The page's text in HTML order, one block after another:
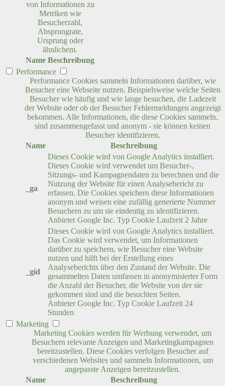
von Informationen zu
Metriken wie
Besucherzahl,
Absprungrate,
Ursprung oder
ähnlichem.
Name Beschreibung
Performance
Performance Cookies sammeln Informationen darüber, wie
Besucher eine Webseite nutzen. Beispielsweise welche Seiten
Besucher wie häufig und wie lange besuchen, die Ladezeit
der Website oder ob der Besucher Fehlermeldungen angezeigt
bekommen. Alle Informationen, die diese Cookies sammeln,
sind zusammengefasst und anonym - sie können keinen
Besucher identifizieren.
Name
Beschreibung
_ga
Dieses Cookie wird von Google Analytics installiert.
Dieses Cookie wird verwendet um Besucher-,
Sitzungs- und Kampagnendaten zu berechnen und die
Nutzung der Website für einen Analysebericht zu
erfassen. Die Cookies speichern diese Informationen
anonym und weisen eine zufällig generierte Nummer
Besuchern zu um sie eindeutig zu identifizieren.
Anbieter Google Inc. Typ Cookie Laufzeit 2 Jahre
_gid
Dieses Cookie wird von Google Analytics installiert.
Das Cookie wird verwendet, um Informationen
darüber zu speichern, wie Besucher eine Website
nutzen und hilft bei der Erstellung eines
Analyseberichts über den Zustand der Website. Die
gesammelten Daten umfassen in anonymisierter Form
die Anzahl der Besucher, die Website von der sie
gekommen sind und die besuchten Seiten.
Anbieter Google Inc. Typ Cookie Laufzeit 24
Stunden
Marketing
Marketing Cookies werden für Werbung verwendet, um
Besuchern relevante Anzeigen und Marketingkampagnen
bereitzustellen. Diese Cookies verfolgen Besucher auf
verschiedenen Websites und sammeln Informationen, um
angepasste Anzeigen bereitzustellen.
Name
Beschreibung